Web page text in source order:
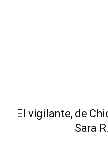
El vigilante, de
Sara